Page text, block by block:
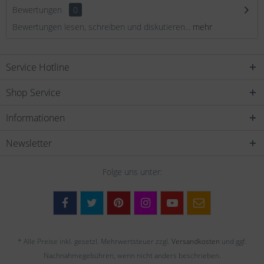
Bewertungen
0
Bewertungen lesen, schreiben und diskutieren... mehr
Service Hotline
Shop Service
Informationen
Newsletter
Folge uns unter:
* Alle Preise inkl. gesetzl. Mehrwertsteuer zzgl. Versandkosten und ggf.
Nachnahmegebühren, wenn nicht anders beschrieben.